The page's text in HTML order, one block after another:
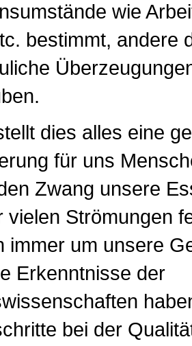
wie
bestimmt, andere
dies alles eine
für uns
Zwang unsere
vielen Strömungen
immer um unsere
Erkenntnisse der
bei der